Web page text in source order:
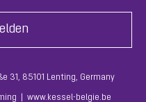
31, 85101 Lenting, Germany
www.kessel-belgie.be